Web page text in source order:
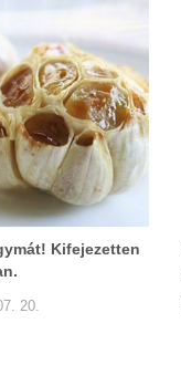
Kifejezetten
20.